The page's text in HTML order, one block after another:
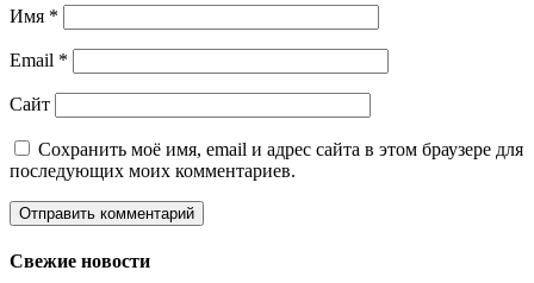
Имя *
Email *
Сайт
Сохранить моё имя, email и адрес сайта в этом браузере для
последующих моих комментариев.
Свежие новости